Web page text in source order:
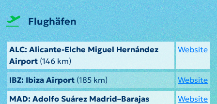
Flughäfen
ALC: Alicante-Elche Miguel Hernández
Airport (146 km)
Website
IBZ: Ibiza Airport(185 km)
Website
MAD: Adolfo Suárez Madrid–Barajas
Website